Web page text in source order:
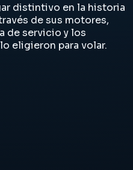
distintivo en la historia
de sus motores,
de servicio y los
eligieron para volar.